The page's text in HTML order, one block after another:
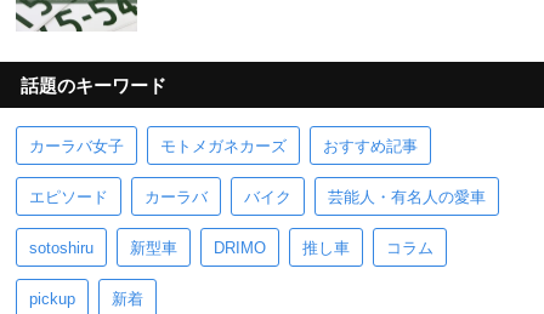
話題のキーワード
カーラバ女子 モトメガネカーズ おすすめ記事
エピソード カーラバ バイク 芸能人・有名人の愛車
sotoshiru 新型車 DRIMO 推し車 コラム
pickup 新着